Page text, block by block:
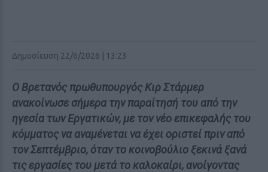
Δημοσίευση 22/6/2026 | 13:23
Ο Βρετανός πρωθυπουργός Κιρ Στάρμερ
ανακοίνωσε σήμερα την παραίτησή του από την
ηγεσία των Εργατικών, με τον νέο επικεφαλής του
κόμματος να αναμένεται να έχει οριστεί πριν από
τον Σεπτέμβριο, όταν το κοινοβούλιο ξεκινά ξανά
τις εργασίες του μετά το καλοκαίρι, ανοίγοντας